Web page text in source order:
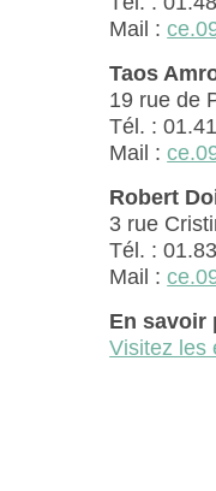
Mail :
Taos
19 rue de
Tél. :
Mail :
Robert
3 rue
Tél. :
Mail :
En savoir
Visitez les